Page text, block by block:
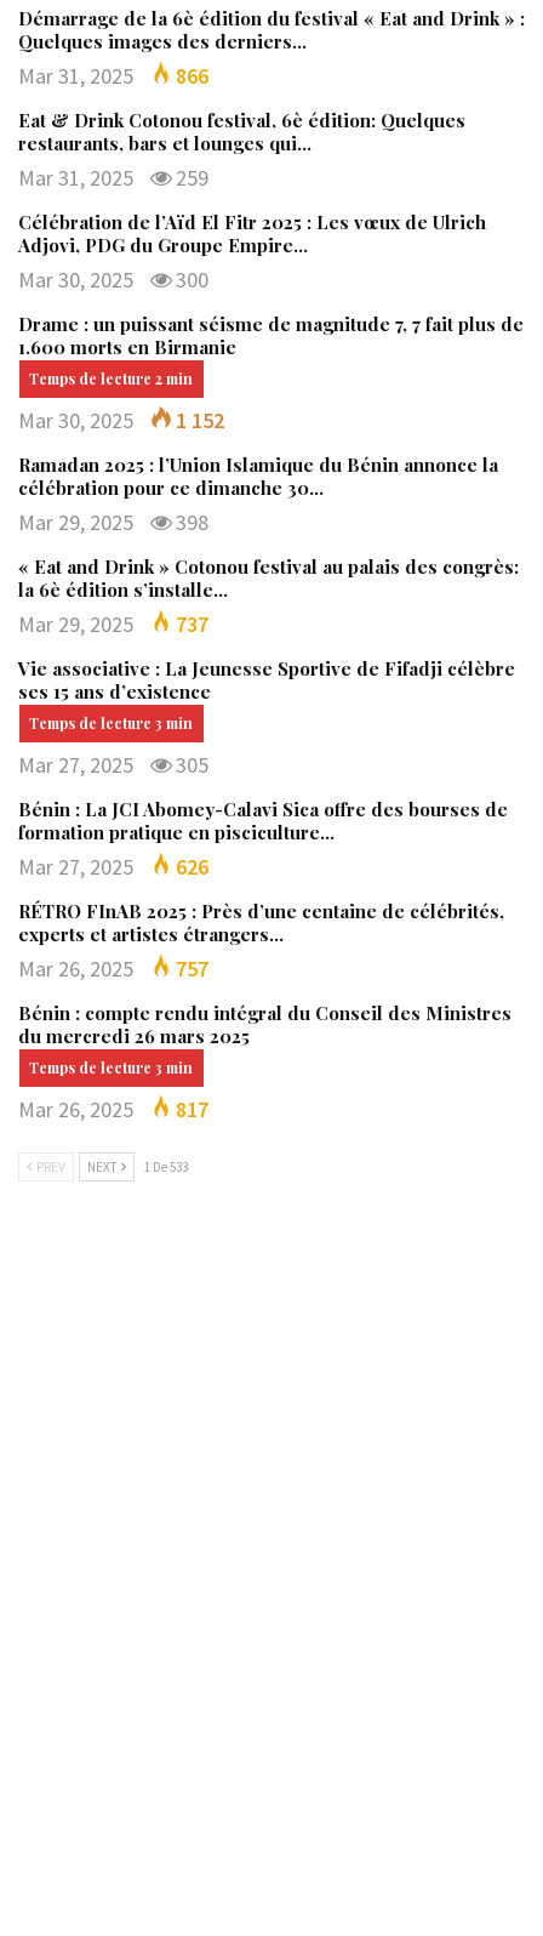
Démarrage de la 6è édition du festival « Eat and Drink » :
Quelques images des derniers…
Mar 31, 2025 866
Eat & Drink Cotonou festival, 6è édition: Quelques
restaurants, bars et lounges qui…
Mar 31, 2025 259
Célébration de l’Aïd El Fitr 2025 : Les vœux de Ulrich
Adjovi, PDG du Groupe Empire…
Mar 30, 2025 300
Drame : un puissant séisme de magnitude 7, 7 fait plus de
1.600 morts en Birmanie
Mar 30, 2025 1 152
Ramadan 2025 : l’Union Islamique du Bénin annonce la
célébration pour ce dimanche 30…
Mar 29, 2025 398
« Eat and Drink » Cotonou festival au palais des congrès:
la 6è édition s’installe…
Mar 29, 2025 737
Vie associative : La Jeunesse Sportive de Fifadji célèbre
ses 15 ans d’existence
Mar 27, 2025 305
Bénin : La JCI Abomey-Calavi Sica offre des bourses de
formation pratique en pisciculture…
Mar 27, 2025 626
RÉTRO FInAB 2025 : Près d’une centaine de célébrités,
experts et artistes étrangers…
Mar 26, 2025 757
Bénin : compte rendu intégral du Conseil des Ministres
du mercredi 26 mars 2025
Mar 26, 2025 817
PREV NEXT 1 De 533